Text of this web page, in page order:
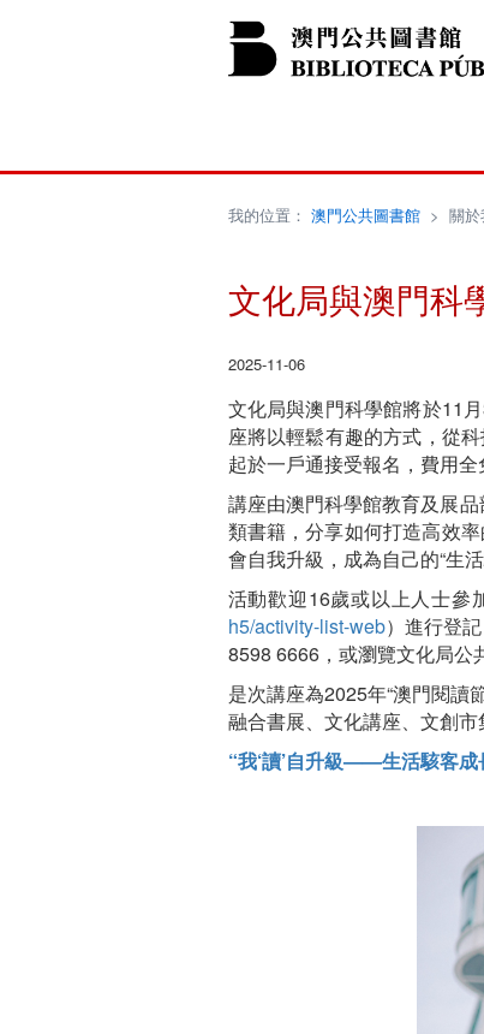
我的位置： 澳門公共圖書館> 關於
文化局與澳門科
2025-11-06
文化局與澳門科學館將於11
座將以輕鬆有趣的方式，從
起於一戶通接受報名，費用全
講座由澳門科學館教育及展
類書籍，分享如何打造高效
會自我升級，成為自己的“生活
活動歡迎16歲或以上人士參
h5/activity-list-web）進行登
8598 6666，或瀏覽文化局公
是次講座為2025年“澳門閱讀
融合書展、文化講座、文創
“我‘讀’自升級——生活駭客成